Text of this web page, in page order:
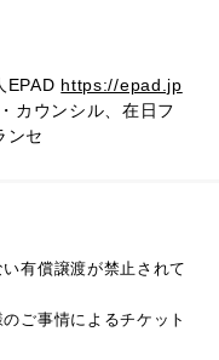
EPAD https://epad.jp
カウンシル、在日フ
ンセ
有償譲渡が禁止されて
ご事情によるチケット